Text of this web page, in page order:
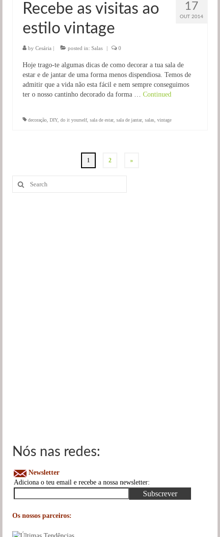
17
OUT 2014
Recebe as visitas ao
estilo vintage
by Cesária | posted in: Salas | 0
Hoje trago-te algumas dicas de como decorar a tua sala de
estar e de jantar de uma forma menos dispendiosa. Temos de
admitir que a vida não esta fácil e nem sempre conseguimos
ter o nosso cantinho decorado da forma … Continued
decoração DIY, do it yourself, sala de estar, sala de jantar, salas vintage
Navegação
de
1 2 »
Search
for:
Nós nas redes:
Newsletter
Adiciona o teu email e recebe a nossa newsletter:
Os nossos parceiros: